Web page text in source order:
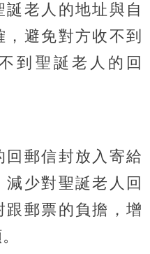
老人的地址與自
避免對方收不到
到聖誕老人的回
回郵信封放入寄給
少對聖誕老人回
郵票的負擔，增